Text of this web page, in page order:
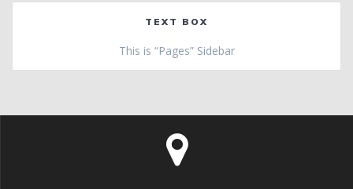
TEXT BOX
This is “Pages” Sidebar